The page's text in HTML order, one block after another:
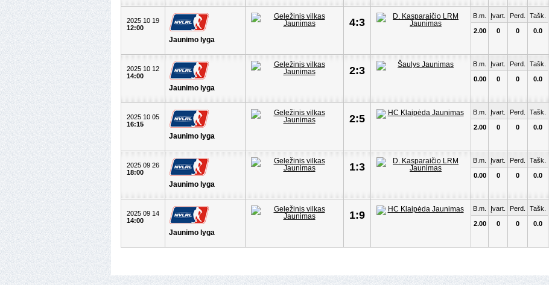
2025 10 19
12:00
Jaunimo lyga
4:3
B.m.
2.00
Įvart.
0
Perd.
0
Tašk.
0.0
2025 10 12
14:00
Jaunimo lyga
2:3
B.m.
0.00
Įvart.
0
Perd.
0
Tašk.
0.0
2025 10 05
16:15
Jaunimo lyga
2:5
B.m.
2.00
Įvart.
0
Perd.
0
Tašk.
0.0
2025 09 26
18:00
Jaunimo lyga
1:3
B.m.
0.00
Įvart.
0
Perd.
0
Tašk.
0.0
2025 09 14
14:00
Jaunimo lyga
1:9
B.m.
2.00
Įvart.
0
Perd.
0
Tašk.
0.0